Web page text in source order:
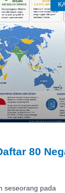
80
seseorang pada